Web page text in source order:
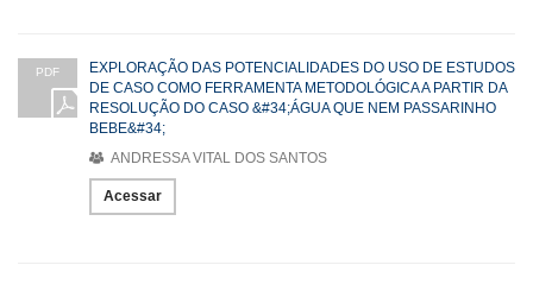
PDF
EXPLORAÇÃO DAS POTENCIALIDADES DO USO DE ESTUDOS
DE CASO COMO FERRAMENTA METODOLÓGICA A PARTIR DA
RESOLUÇÃO DO CASO &#34;ÁGUA QUE NEM PASSARINHO
BEBE&#34;
ANDRESSA VITAL DOS SANTOS
Acessar